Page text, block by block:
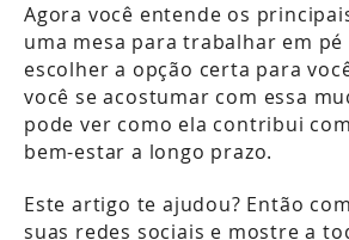
Agora você entende os
uma mesa para trabalhar em pé
escolher a opção certa para
você se acostumar com essa
pode ver como ela contribui
bem-estar a longo prazo.
Este artigo te ajudou? Então
suas redes sociais e mostre a